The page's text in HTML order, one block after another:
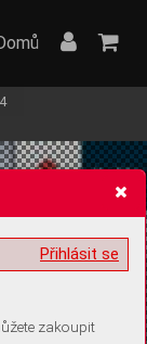
informací
Přihlásit se
zakoupit